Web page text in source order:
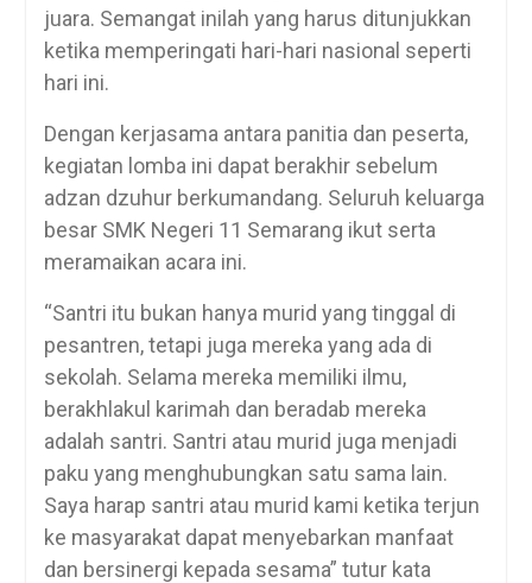
juara. Semangat inilah yang harus ditunjukkan
ketika memperingati hari-hari nasional seperti
hari ini.
Dengan kerjasama antara panitia dan peserta,
kegiatan lomba ini dapat berakhir sebelum
adzan dzuhur berkumandang. Seluruh keluarga
besar SMK Negeri 11 Semarang ikut serta
meramaikan acara ini.
“Santri itu bukan hanya murid yang tinggal di
pesantren, tetapi juga mereka yang ada di
sekolah. Selama mereka memiliki ilmu,
berakhlakul karimah dan beradab mereka
adalah santri. Santri atau murid juga menjadi
paku yang menghubungkan satu sama lain.
Saya harap santri atau murid kami ketika terjun
ke masyarakat dapat menyebarkan manfaat
dan bersinergi kepada sesama” tutur kata